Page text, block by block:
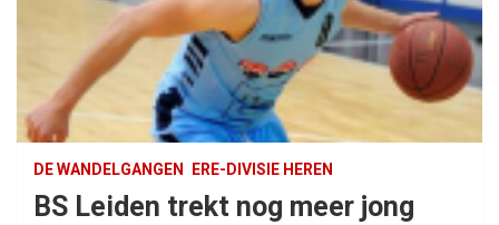
DE WANDELGANGEN ERE-DIVISIE HEREN
BS Leiden trekt nog meer jong